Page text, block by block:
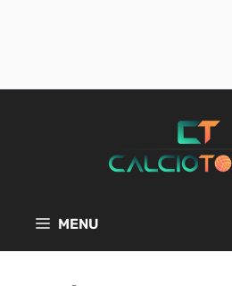
MENU